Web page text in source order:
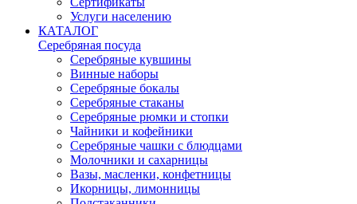
Услуги населению
КАТАЛОГ
Серебряная посуда
Серебряные кувшины
Винные наборы
Серебряные бокалы
Серебряные стаканы
Серебряные рюмки и стопки
Чайники и кофейники
Серебряные чашки с блюдцами
Молочники и сахарницы
Вазы, масленки, конфетницы
Икорницы, лимонницы